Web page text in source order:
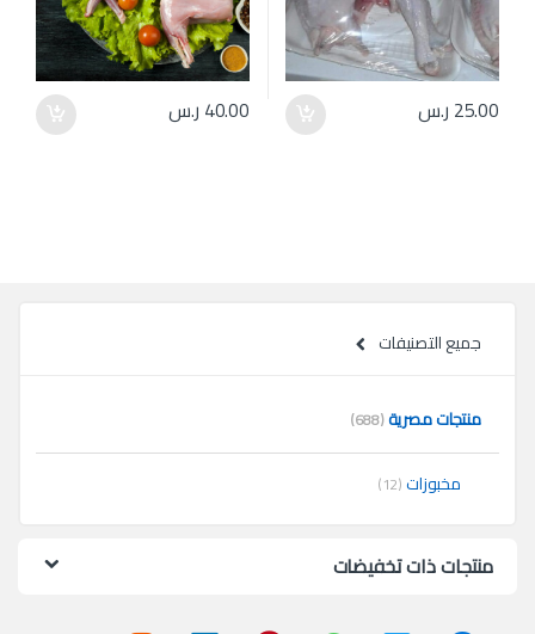
25.00 ر.س 40.00 ر.س
جميع التصنيفات
منتجات مصرية(688)
مخبوزات(12)
منتجات ذات تخفيضات